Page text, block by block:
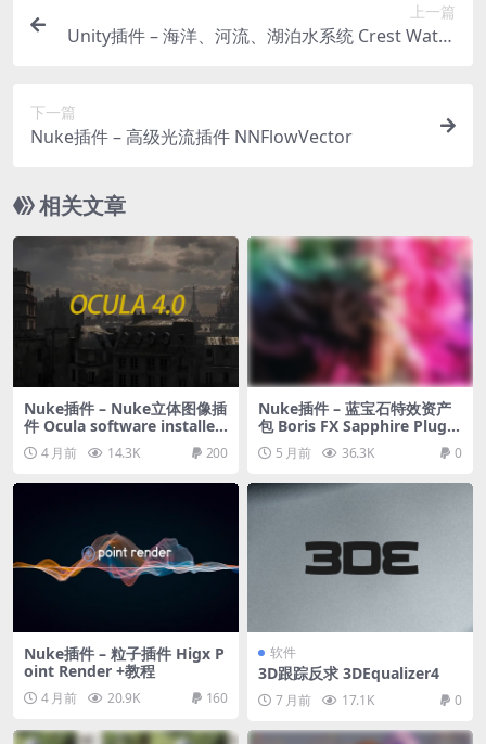
上一篇
Unity插件 – 海洋、河流、湖泊水系统 Crest Water
下一篇
Nuke插件 – 高级光流插件 NNFlowVector
相关文章
Nuke插件 – Nuke立体图像插
件 Ocula software installer
pack4 月前 14.3K 200
Nuke插件 – 蓝宝石特效资产
包 Boris FX Sapphire Plug-I
ns 5 月前 36.3K 0
Nuke插件 – 粒子插件 Higx P
oint Render +教程
4 月前 20.9K 160
软件
3D跟踪反求 3DEqualizer4
7 月前 17.1K 0